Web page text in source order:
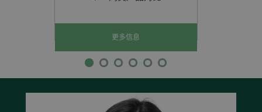
更多信息